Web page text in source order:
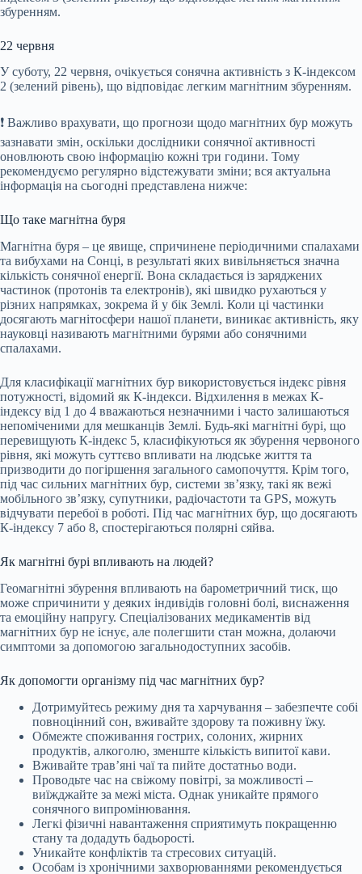
збуренням.
22 червня
У суботу, 22 червня, очікується сонячна активність з К-індексом
2 (зелений рівень), що відповідає легким магнітним збуренням.
❗️ Важливо врахувати, що прогнози щодо магнітних бур можуть
зазнавати змін, оскільки дослідники сонячної активності
оновлюють свою інформацію кожні три години. Тому
рекомендуємо регулярно відстежувати зміни; вся актуальна
інформація на сьогодні представлена нижче:
Що таке магнітна буря
Магнітна буря – це явище, спричинене періодичними спалахами
та вибухами на Сонці, в результаті яких вивільняється значна
кількість сонячної енергії. Вона складається із заряджених
частинок (протонів та електронів), які швидко рухаються у
різних напрямках, зокрема й у бік Землі. Коли ці частинки
досягають магнітосфери нашої планети, виникає активність, яку
науковці називають магнітними бурями або сонячними
спалахами.
Для класифікації магнітних бур використовується індекс рівня
потужності, відомий як К-індекси. Відхилення в межах К-
індексу від 1 до 4 вважаються незначними і часто залишаються
непоміченими для мешканців Землі. Будь-які магнітні бурі, що
перевищують К-індекс 5, класифікуються як збурення червоного
рівня, які можуть суттєво впливати на людське життя та
призводити до погіршення загального самопочуття. Крім того,
під час сильних магнітних бур, системи зв’язку, такі як вежі
мобільного зв’язку, супутники, радіочастоти та GPS, можуть
відчувати перебої в роботі. Під час магнітних бур, що досягають
К-індексу 7 або 8, спостерігаються полярні сяйва.
Як магнітні бурі впливають на людей?
Геомагнітні збурення впливають на барометричний тиск, що
може спричинити у деяких індивідів головні болі, виснаження
та емоційну напругу. Спеціалізованих медикаментів від
магнітних бур не існує, але полегшити стан можна, долаючи
симптоми за допомогою загальнодоступних засобів.
Як допомогти організму під час магнітних бур?
Дотримуйтесь режиму дня та харчування – забезпечте собі
повноцінний сон, вживайте здорову та поживну їжу.
Обмежте споживання гострих, солоних, жирних
продуктів, алкоголю, зменште кількість випитої кави.
Вживайте трав’яні чаї та пийте достатньо води.
Проводьте час на свіжому повітрі, за можливості –
виїжджайте за межі міста. Однак уникайте прямого
сонячного випромінювання.
Легкі фізичні навантаження сприятимуть покращенню
стану та додадуть бадьорості.
Уникайте конфліктів та стресових ситуацій.
Особам із хронічними захворюваннями рекомендується